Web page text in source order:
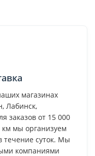
магазинах
Лабинск,
заказов от 15 000
км мы организуем
течение суток. Мы
компаниями